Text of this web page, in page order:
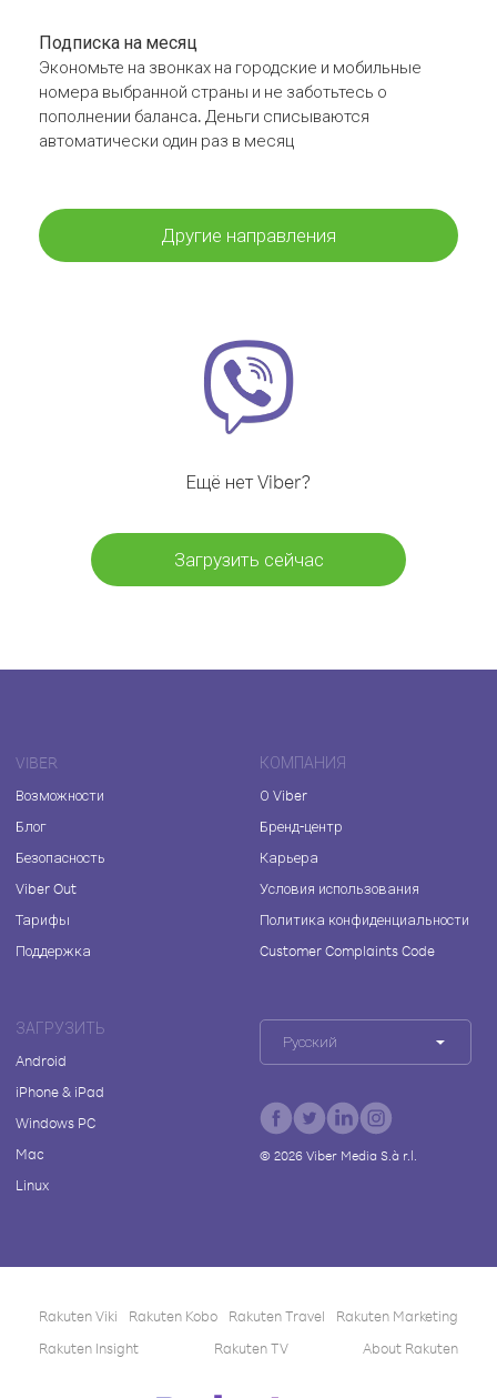
Подписка на месяц
Экономьте на звонках на городские и мобильные
номера выбранной страны и не заботьтесь о
пополнении баланса. Деньги списываются
автоматически один раз в месяц
Другие направления
Ещё нет Viber?
Загрузить сейчас
VIBER
Возможности
Блог
Безопасность
Viber Out
Тарифы
Поддержка
КОМПАНИЯ
О Viber
Бренд-центр
Карьера
Условия использования
Политика конфиденциальности
Customer Complaints Code
ЗАГРУЗИТЬ
Android
iPhone & iPad
Windows PC
Mac
Linux
Русский
© 2026Viber Media S.à r.l.
Rakuten Viki Rakuten Kobo Rakuten Travel
Rakuten Marketing
Rakuten Insight
Rakuten TV About Rakuten